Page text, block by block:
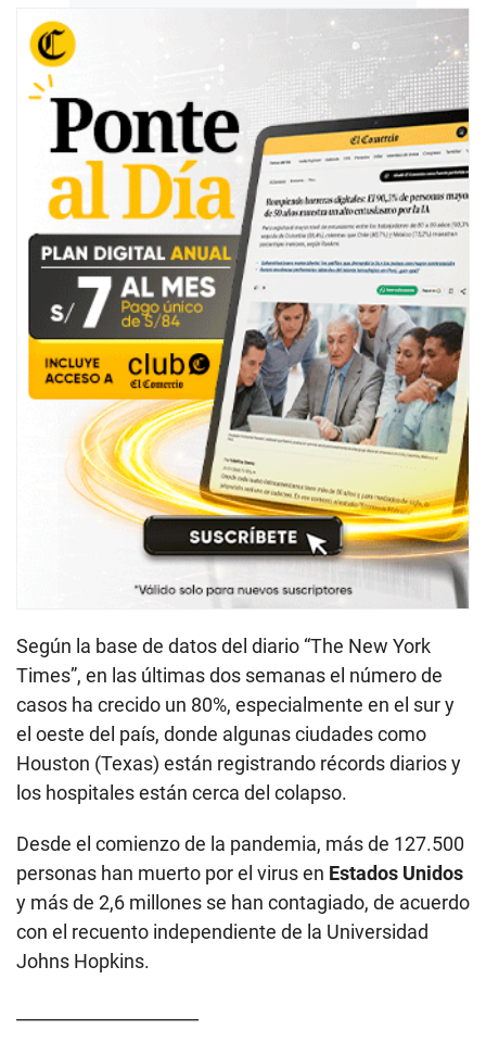
Según la base de datos del diario “The New York
Times”, en las últimas dos semanas el número de
casos ha crecido un 80%, especialmente en el sur y
el oeste del país, donde algunas ciudades como
Houston (Texas) están registrando récords diarios y
los hospitales están cerca del colapso.
Desde el comienzo de la pandemia, más de 127.500
personas han muerto por el virus en Estados Unidos
y más de 2,6 millones se han contagiado, de acuerdo
con el recuento independiente de la Universidad
Johns Hopkins.